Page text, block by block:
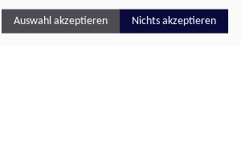
Auswahl akzeptieren Nichts akzeptieren